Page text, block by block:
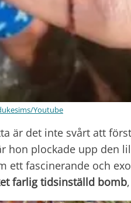
Youtube
är det inte svårt att
hon plockade upp den
ett fascinerande och
farlig tidsinställd bomb